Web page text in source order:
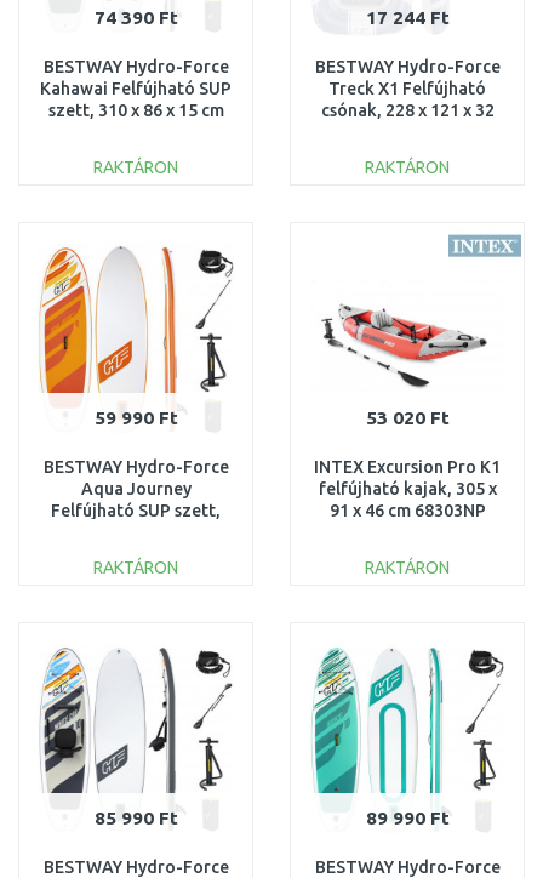
74 390 Ft
BESTWAY Hydro-Force
Kahawai Felfújható SUP
szett, 310 x 86 x 15 cm
RAKTÁRON
17 244 Ft
BESTWAY Hydro-Force
Treck X1 Felfújható
csónak, 228 x 121 x 32
RAKTÁRON
Összehasonlítás
59 990 Ft
BESTWAY Hydro-Force
Aqua Journey
Felfújható SUP szett,
RAKTÁRON
53 020 Ft
INTEX Excursion Pro K1
felfújható kajak, 305 x
91 x 46 cm 68303NP
RAKTÁRON
85 990 Ft
BESTWAY Hydro-Force
89 990 Ft
BESTWAY Hydro-Force